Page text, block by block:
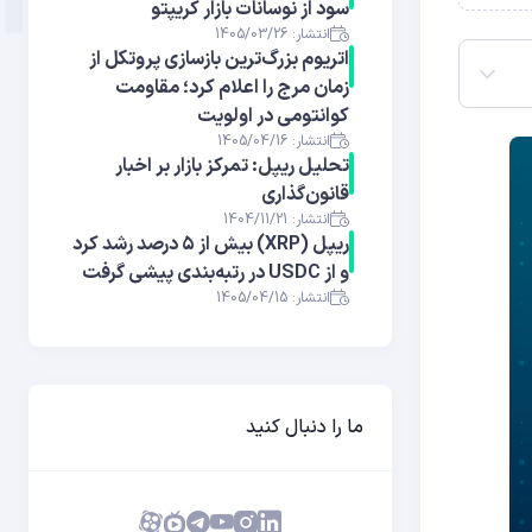
سود از نوسانات بازار کریپتو
انتشار: 1405/03/26
اتریوم بزرگ‌ترین بازسازی پروتکل از
زمان مرج را اعلام کرد؛ مقاومت
کوانتومی در اولویت
انتشار: 1405/04/16
تحلیل ریپل: تمرکز بازار بر اخبار
قانون‌گذاری
انتشار: 1404/11/21
ریپل (XRP) بیش از ۵ درصد رشد کرد
و از USDC در رتبه‌بندی پیشی گرفت
انتشار: 1405/04/15
ما را دنبال کنید